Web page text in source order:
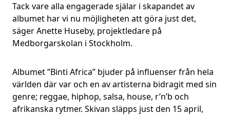
Tack vare alla engagerade själar i skapandet av
albumet har vi nu möjligheten att göra just det,
säger Anette Huseby, projektledare på
Medborgarskolan i Stockholm.
Albumet ”Binti Africa” bjuder på influenser från hela
världen där var och en av artisterna bidragit med sin
genre; reggae, hiphop, salsa, house, r’n’b och
afrikanska rytmer. Skivan släpps just den 15 april,